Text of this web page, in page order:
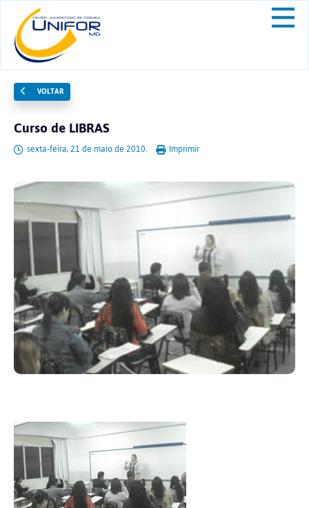
VOLTAR
Curso de LIBRAS
sexta-feira, 21 de maio de 2010. Imprimir